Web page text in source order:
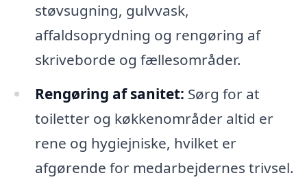
støvsugning, gulvvask,
affaldsoprydning og rengøring af
skriveborde og fællesområder.
Rengøring af sanitet: Sørg for at
toiletter og køkkenområder altid er
rene og hygiejniske, hvilket er
afgørende for medarbejdernes trivsel.